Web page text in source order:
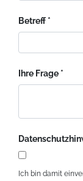
Betreff
Ihre Frage
Ich bin damit